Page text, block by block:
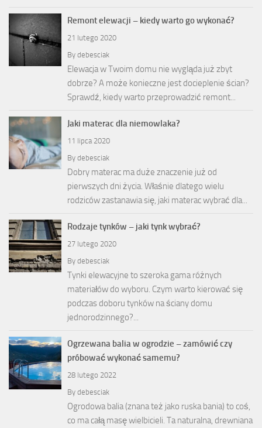
Remont elewacji – kiedy warto go wykonać?
21 lutego 2020
By debesciak
Elewacja w Twoim domu nie wygląda już zbyt
dobrze? A może konieczne jest docieplenie ścian?
Sprawdź, kiedy warto przeprowadzić remont...
Jaki materac dla niemowlaka?
11 lipca 2020
By debesciak
Dobry materac ma duże znaczenie już od
pierwszych dni życia. Właśnie dlatego wielu
rodziców zastanawia się, jaki materac wybrać dla...
Rodzaje tynków – jaki tynk wybrać?
27 lutego 2020
By debesciak
Tynki elewacyjne to szeroka gama różnych
materiałów do wyboru. Czym warto kierować się
podczas doboru tynków na ściany domu
jednorodzinnego?...
Ogrzewana balia w ogrodzie – zamówić czy
próbować wykonać samemu?
28 lutego 2022
By debesciak
Ogrodowa balia (znana też jako ruska bania) to coś,
co ma całą masę wielbicieli. Ta naturalna, drewniana